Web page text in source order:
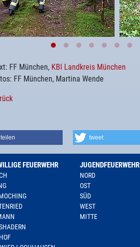
FF München, KBI Landkreis München
FF München, Martina Wende
teilen tweet
FEUERWEHR JUGENDFEUERWEHR
NORD
OST
SÜD
WEST
MITTE